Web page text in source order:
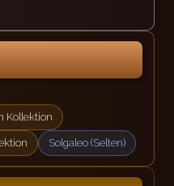
Kollektion
Solgaleo (Selten)